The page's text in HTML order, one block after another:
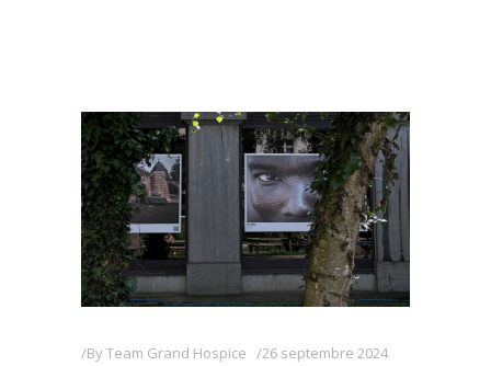
ByTeam Grand Hospice 26 septembre 2024